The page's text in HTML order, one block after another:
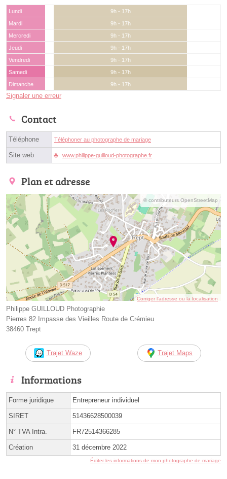
Lundi
9h - 17h
Mardi
9h - 17h
Mercredi
9h - 17h
Jeudi
9h - 17h
Vendredi
9h - 17h
Samedi
9h - 17h
Dimanche
9h - 17h
Signaler une erreur
Contact
Téléphone Téléphoner au photographe de mariage
Site web www.philippe-guilloud-photographe.fr
Plan et adresse
© contributeurs OpenStreetMap
Corriger l’adresse ou la localisation
Philippe GUILLOUD Photographie
Pierres 82 Impasse des Vieilles Route de Crémieu
38460 Trept
Trajet Waze Trajet Maps
Informations
Forme juridique Entrepreneur individuel
SIRET 51436628500039
N° TVA Intra. FR72514366285
Création 31 décembre 2022
Éditer les informations de mon photographe de mariage